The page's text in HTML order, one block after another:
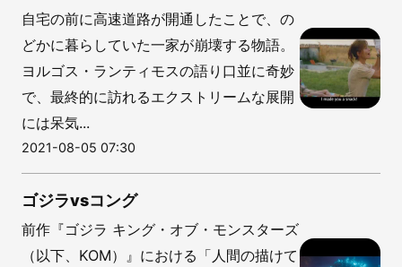
自宅の前に高速道路が開通したことで、の
どかに暮らしていた一家が崩壊する物語。
ヨルゴス・ランティモスの語り口並に奇妙
で、最終的に訪れるエクストリームな展開
には呆気...
2021-08-05 07:30
ゴジラvsコング
前作『ゴジラ キング・オブ・モンスターズ
（以下、KOM）』における「人間の描けて